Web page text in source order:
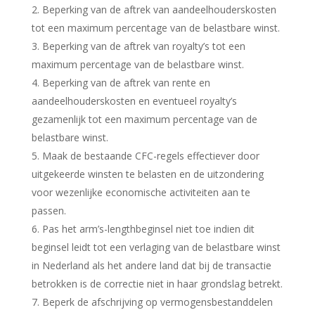
Beperking van de aftrek van aandeelhouderskosten
tot een maximum percentage van de belastbare winst.
Beperking van de aftrek van royalty’s tot een
maximum percentage van de belastbare winst.
Beperking van de aftrek van rente en
aandeelhouderskosten en eventueel royalty’s
gezamenlijk tot een maximum percentage van de
belastbare winst.
Maak de bestaande CFC-regels effectiever door
uitgekeerde winsten te belasten en de uitzondering
voor wezenlijke economische activiteiten aan te
passen.
Pas het arm’s-lengthbeginsel niet toe indien dit
beginsel leidt tot een verlaging van de belastbare winst
in Nederland als het andere land dat bij de transactie
betrokken is de correctie niet in haar grondslag betrekt.
Beperk de afschrijving op vermogensbestanddelen